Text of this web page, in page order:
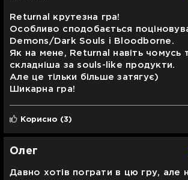
Returnal крутезна гра!
Особливо сподобається
Demons/Dark Souls i Bloodborne.
Як на мене, Returnal навіть чомусь
складніша за souls-like продукти.
Але це тільки більше затягує)
Шикарна гра!
Корисно (3)
Олег
Давно хотів пограти в цю гру, але